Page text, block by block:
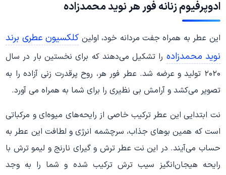
ادوپرفیوم زنانه فور هر نوید محمدزاده
این عطر به همراه جفت مردانه خود، اولین کلکسیون عطری برند
نوید محمدزاده را تشکیل می‌دهند که برای نخستین بار در سال
۲۰۲۰ تولید و عرضه شد. عطر فور هر، روح پرقدرت زنی آزاده را به
تصویر می‌کشد و آرامش بی نظیری را برای شما به همراه می آورد.
نت ابتدایی این عطر ترکیب خاصی از رایحه‌های میوه‌ای و مرکباتی
است که همین بوهای جذاب، سرچشمه انرژی و لطافت این عطر به
حساب می‌آیند. در این نت عطر ترش و گیرای نارنج و لیمو ترش با
رایحه هیجان‌انگیز سیب ترش ترکیب شده و شما را به وجد